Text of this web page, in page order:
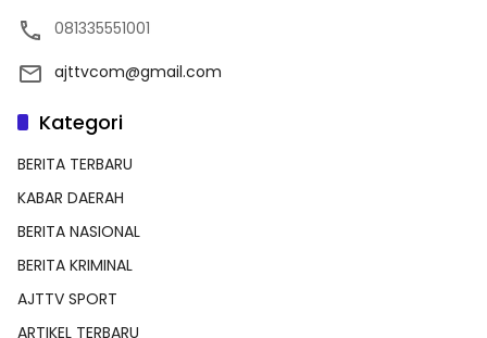
081335551001
ajttvcom@gmail.com
Kategori
BERITA TERBARU
KABAR DAERAH
BERITA NASIONAL
BERITA KRIMINAL
AJTTV SPORT
ARTIKEL TERBARU